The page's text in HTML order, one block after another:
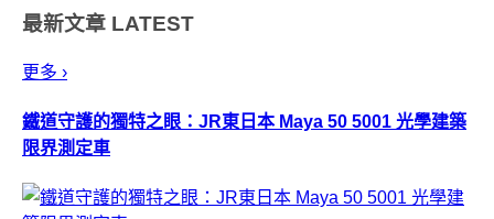
最新文章 LATEST
更多 ›
鐵道守護的獨特之眼：JR東日本 Maya 50 5001 光學建築
限界測定車